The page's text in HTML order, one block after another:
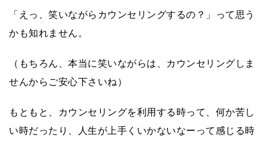
「えっ、笑いながらカウンセリングするの？」って思う
かも知れません。
（もちろん、本当に笑いながらは、カウンセリングしま
せんからご安心下さいね）
もともと、カウンセリングを利用する時って、何か苦し
い時だったり、人生が上手くいかないなーって感じる時